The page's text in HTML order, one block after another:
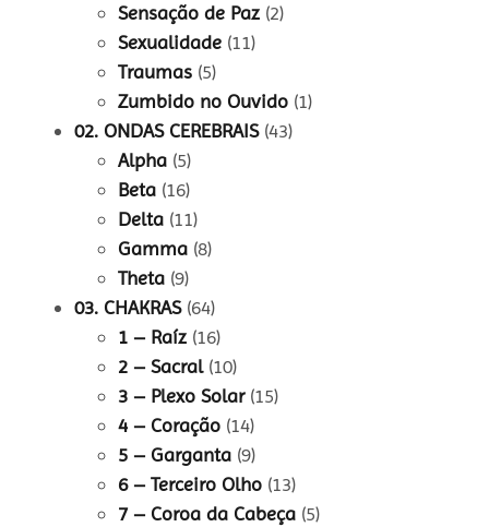
Sensação de Paz (2)
Sexualidade (11)
Traumas (5)
Zumbido no Ouvido (1)
02. ONDAS CEREBRAIS(43)
Alpha (5)
Beta (16)
Delta (11)
Gamma (8)
Theta (9)
03. CHAKRAS(64)
1 – Raíz (16)
2 – Sacral(10)
3 – Plexo Solar(15)
4 – Coração (14)
5 – Garganta (9)
6 – Terceiro Olho (13)
7 – Coroa da Cabeça (5)